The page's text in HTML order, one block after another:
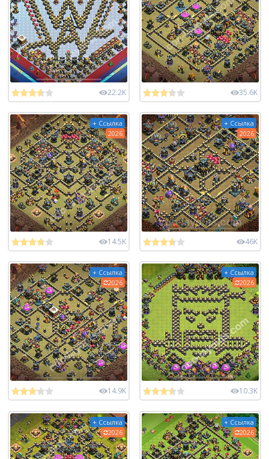
22.2K 35.6K
+ Ссылка
2026
14.5K
+ Ссылка
2026
46K
+ Ссылка
2026
14.9K
+ Ссылка
2026
10.3K
+ Ссылка
2026
+ Ссылка
2026